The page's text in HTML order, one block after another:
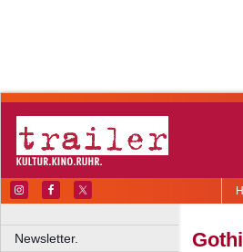
Newsletter.